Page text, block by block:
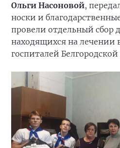
Ольги Насоновой,
носки и
провели отдельный сбор
находящихся на лечении
госпиталей Белгородской